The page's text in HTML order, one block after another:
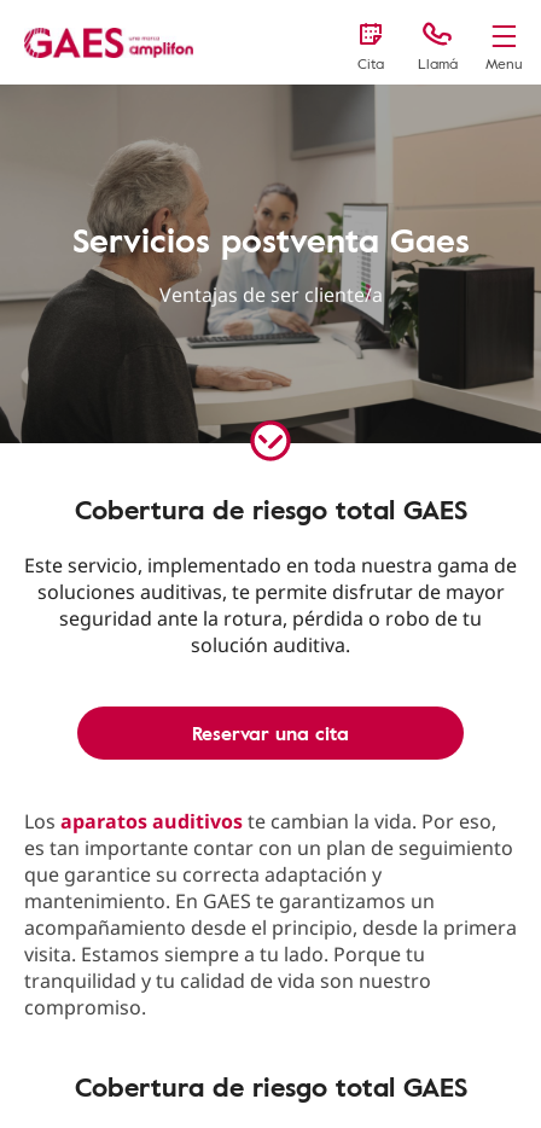
Cita Llamá Menu
Servicios postventa Gaes
Ventajas de ser cliente/a
Cobertura de riesgo total GAES
Este servicio, implementado en toda nuestra gama de
soluciones auditivas, te permite disfrutar de mayor
seguridad ante la rotura, pérdida o robo de tu
solución auditiva.
Reservar una cita
Los aparatos auditivoste cambian la vida. Por eso,
es tan importante contar con un plan de seguimiento
que garantice su correcta adaptación y
mantenimiento. En GAES te garantizamos un
acompañamiento desde el principio, desde la primera
visita. Estamos siempre a tu lado. Porque tu
tranquilidad y tu calidad de vida son nuestro
compromiso.
Cobertura de riesgo total GAES